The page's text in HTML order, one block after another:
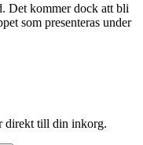
Det kommer dock att bli
som presenteras under
direkt till din inkorg.